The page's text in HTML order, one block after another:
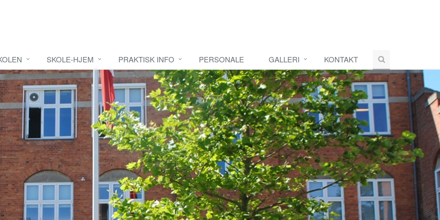
SKOLE-HJEM PRAKTISK INFO PERSONALE GALLERI KONTAKT